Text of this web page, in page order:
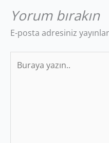
Yorum bırakın
E-posta adresiniz
yazın..